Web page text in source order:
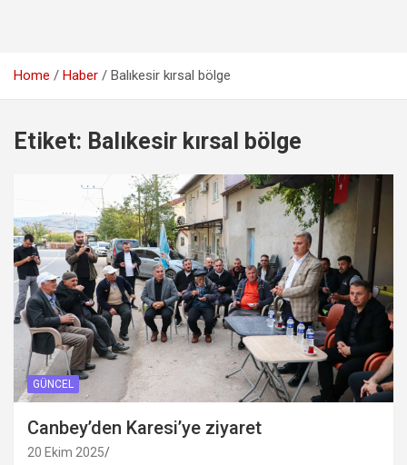
Home Haber Balıkesir kırsal bölge
Etiket: Balıkesir kırsal bölge
GÜNCEL
Canbey’den Karesi’ye ziyaret
20 Ekim 2025